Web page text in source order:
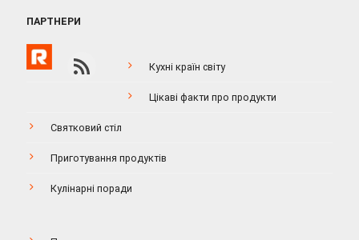
ПАРТНЕРИ
Кухні країн світу
Цікаві факти про продукти
Святковий стіл
Приготування продуктів
Кулінарні поради